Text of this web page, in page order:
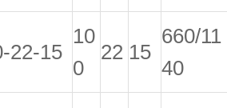
22-15
10
0
22 15
660/11
40